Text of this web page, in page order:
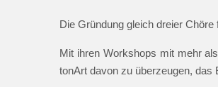
Die Gründung gleich dreier
Mit ihren Workshops mit mehr
tonArt davon zu überzeugen, das